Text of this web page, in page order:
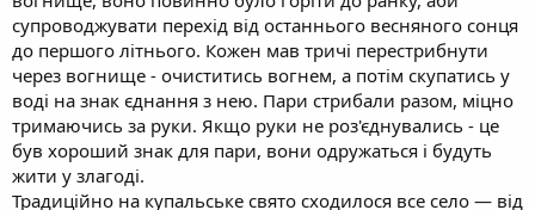
супроводжувати перехід від останнього весняного сонця
до першого літнього. Кожен мав тричі перестрибнути
через вогнище - очиститись вогнем, а потім скупатись у
воді на знак єднання з нею. Пари стрибали разом, міцно
тримаючись за руки. Якщо руки не роз'єднувались - це
був хороший знак для пари, вони одружаться і будуть
жити у злагоді.
Традиційно на купальське свято сходилося все село — від